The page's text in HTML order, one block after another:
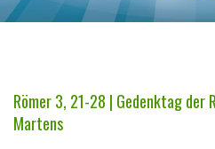
Über uns
Römer 3, 21-28 | Gedenktag der
Martens